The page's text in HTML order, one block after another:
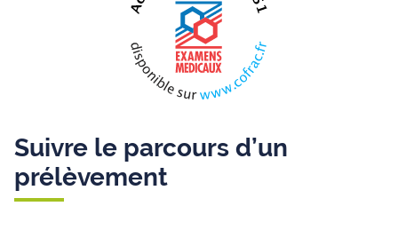
Suivre le parcours d’un
prélèvement